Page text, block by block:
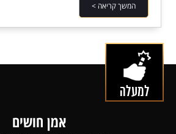
המשך קריאה >
אמן חושים